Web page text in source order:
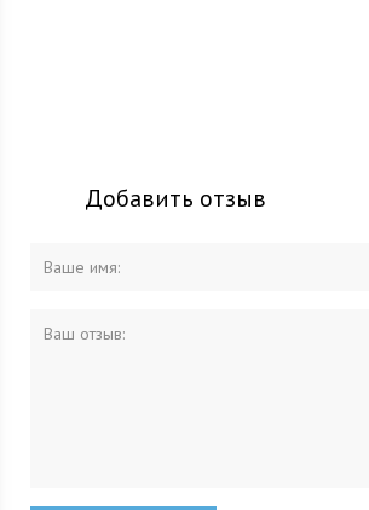
Добавить отзыв